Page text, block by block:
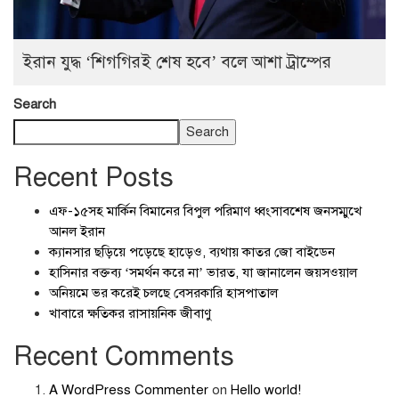
ইরান যুদ্ধ ‘শিগগিরই শেষ হবে’ বলে আশা ট্রাম্পের
Search
Search
Recent Posts
এফ-১৫সহ মার্কিন বিমানের বিপুল পরিমাণ ধ্বংসাবশেষ জনসম্মুখে
আনল ইরান
ক্যানসার ছড়িয়ে পড়েছে হাড়েও, ব্যথায় কাতর জো বাইডেন
হাসিনার বক্তব্য ‘সমর্থন করে না’ ভারত, যা জানালেন জয়সওয়াল
অনিয়মে ভর করেই চলছে বেসরকারি হাসপাতাল
খাবারে ক্ষতিকর রাসায়নিক জীবাণু
Recent Comments
A WordPress Commenter on Hello world!